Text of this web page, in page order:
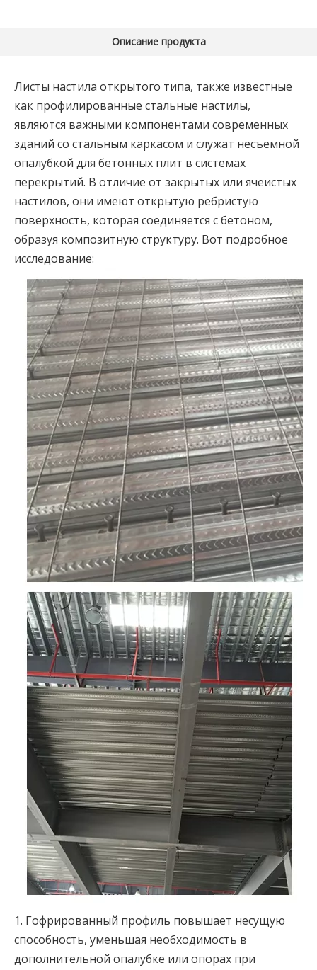
Описание продукта
Листы настила открытого типа, также известные
как профилированные стальные настилы,
являются важными компонентами современных
зданий со стальным каркасом и служат несъемной
опалубкой для бетонных плит в системах
перекрытий. В отличие от закрытых или ячеистых
настилов, они имеют открытую ребристую
поверхность, которая соединяется с бетоном,
образуя композитную структуру. Вот подробное
исследование:
1. Гофрированный профиль повышает несущую
способность, уменьшая необходимость в
дополнительной опалубке или опорах при